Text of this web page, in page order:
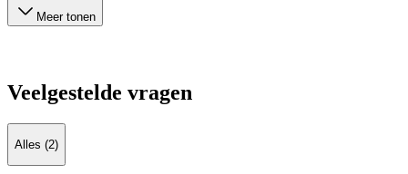
Meer tonen
Veelgestelde vragen
Alles (2)